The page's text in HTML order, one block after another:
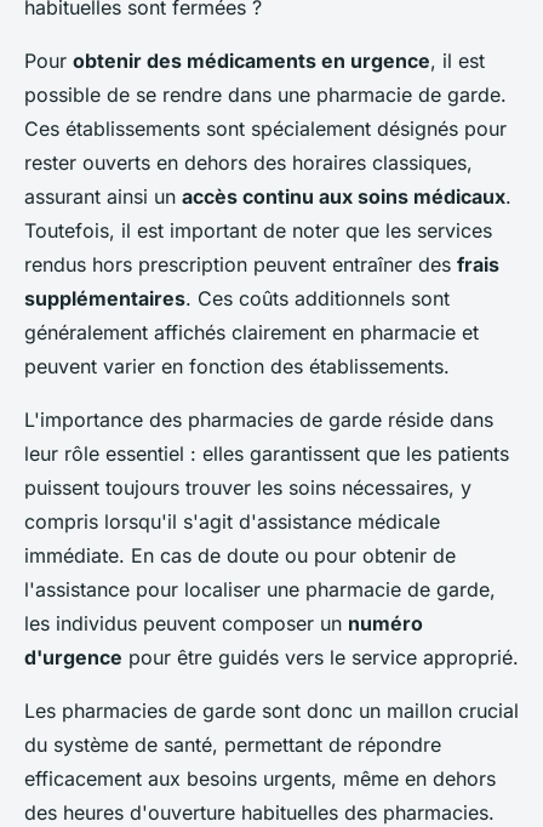
habituelles sont fermées ?
Pour obtenir des médicaments en urgence, il est
possible de se rendre dans une pharmacie de garde.
Ces établissements sont spécialement désignés pour
rester ouverts en dehors des horaires classiques,
assurant ainsi un accès continu aux soins médicaux.
Toutefois, il est important de noter que les services
rendus hors prescription peuvent entraîner des frais
supplémentaires. Ces coûts additionnels sont
généralement affichés clairement en pharmacie et
peuvent varier en fonction des établissements.
L'importance des pharmacies de garde réside dans
leur rôle essentiel : elles garantissent que les patients
puissent toujours trouver les soins nécessaires, y
compris lorsqu'il s'agit d'assistance médicale
immédiate. En cas de doute ou pour obtenir de
l'assistance pour localiser une pharmacie de garde,
les individus peuvent composer un numéro
d'urgence pour être guidés vers le service approprié.
Les pharmacies de garde sont donc un maillon crucial
du système de santé, permettant de répondre
efficacement aux besoins urgents, même en dehors
des heures d'ouverture habituelles des pharmacies.